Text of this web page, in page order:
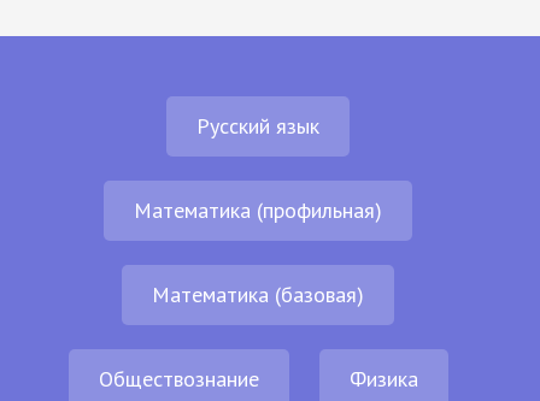
Русский язык
Математика (профильная)
Математика (базовая)
Обществознание Физика